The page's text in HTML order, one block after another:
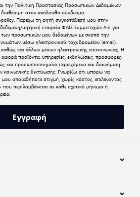
την Πολιτική Προστασίας Προσωπικών Δεδομένων
διαθέσιμη στον ακόλουθο σύνδεσμο:
. Παρέχω τη ρητή συγκατάθεσή μου στην
μητρική εταιρεία ΦΑΙΣ Συμμετοχών Α.Ε. για
των προσωπικών μου δεδομένων με σκοπό την
μέσω ηλεκτρονικού ταχυδρομείου (email),
και άλλων μέσων ηλεκτρονικής επικοινωνίας. Η
αφορά προϊόντα, υπηρεσίες, εκδηλώσεις, προσφορές,
και προσωποποιημένο περιεχόμενο και διαφήμιση
κοινωνικής δικτύωσης. Γνωρίζω ότι μπορώ να
οποιαδήποτε στιγμή, χωρίς κόστος, επιλέγοντας
περιλαμβάνεται σε κάθε σχετικό μήνυμα ή
Εγγραφή